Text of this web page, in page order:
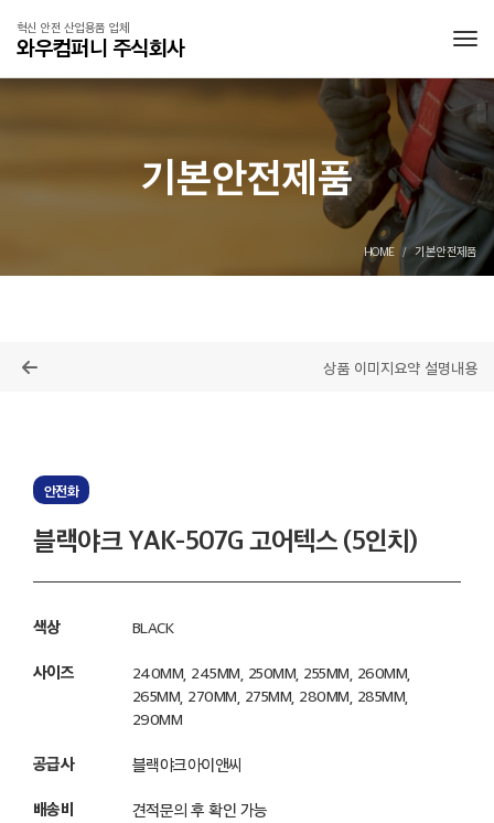
혁신 안전 산업용품 업체
와우컴퍼니 주식회사
기본안전제품
HOME 기본안전제품
안전화
블랙야크 YAK-507G 고어텍스 (5인치)
색상 BLACK
사이즈
240MM, 245MM, 250MM, 255MM, 260MM,
265MM, 270MM, 275MM, 280MM, 285MM,
290MM
공급사 블랙야크아이앤씨
배송비 견적문의 후 확인 가능
상품 이미지요약 설명내용
목록